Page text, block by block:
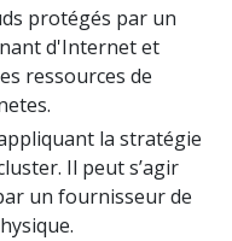
protégés par un
d'Internet et
ressources de
la stratégie
Il peut s’agir
un fournisseur de